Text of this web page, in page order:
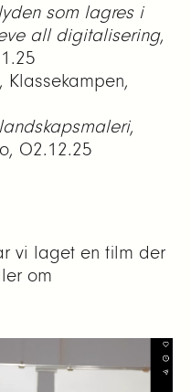
som lagres i
all digitalisering,
, Klassekampen,
,
02.12.25
vi laget en film der
om